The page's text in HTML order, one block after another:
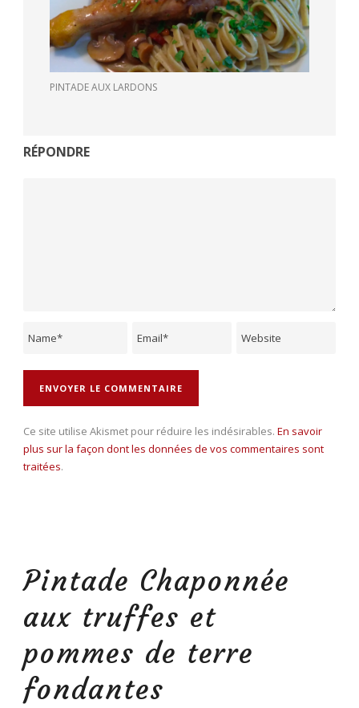
PINTADE AUX LARDONS
RÉPONDRE
Ce site utilise Akismet pour réduire les indésirables. En savoir
plus sur la façon dont les données de vos commentaires sont
traitées.
Pintade Chaponnée
aux truffes et
pommes de terre
fondantes